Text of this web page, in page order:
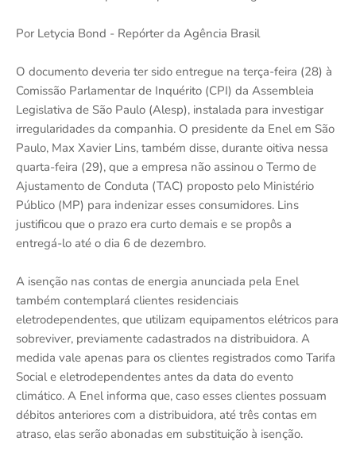
Por Letycia Bond - Repórter da Agência Brasil
O documento deveria ter sido entregue na terça-feira (28) à
Comissão Parlamentar de Inquérito (CPI) da Assembleia
Legislativa de São Paulo (Alesp), instalada para investigar
irregularidades da companhia. O presidente da Enel em São
Paulo, Max Xavier Lins, também disse, durante oitiva nessa
quarta-feira (29), que a empresa não assinou o Termo de
Ajustamento de Conduta (TAC) proposto pelo Ministério
Público (MP) para indenizar esses consumidores. Lins
justificou que o prazo era curto demais e se propôs a
entregá-lo até o dia 6 de dezembro.
A isenção nas contas de energia anunciada pela Enel
também contemplará clientes residenciais
eletrodependentes, que utilizam equipamentos elétricos para
sobreviver, previamente cadastrados na distribuidora. A
medida vale apenas para os clientes registrados como Tarifa
Social e eletrodependentes antes da data do evento
climático. A Enel informa que, caso esses clientes possuam
débitos anteriores com a distribuidora, até três contas em
atraso, elas serão abonadas em substituição à isenção.